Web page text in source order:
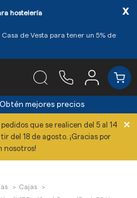
hostelería
de Vesta para tener un 5% de
x
Obtén mejores precios
que se realicen del 5 al 14
del 18 de agosto. ¡Gracias por
nosotros!
×
Cajas